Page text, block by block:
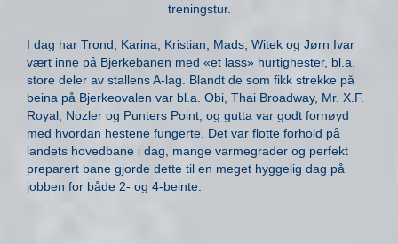
treningstur.
I dag har Trond, Karina, Kristian, Mads, Witek og Jørn Ivar
vært inne på Bjerkebanen med «et lass» hurtighester, bl.a.
store deler av stallens A-lag. Blandt de som fikk strekke på
beina på Bjerkeovalen var bl.a. Obi, Thai Broadway, Mr. X.F.
Royal, Nozler og Punters Point, og gutta var godt fornøyd
med hvordan hestene fungerte. Det var flotte forhold på
landets hovedbane i dag, mange varmegrader og perfekt
preparert bane gjorde dette til en meget hyggelig dag på
jobben for både 2- og 4-beinte.